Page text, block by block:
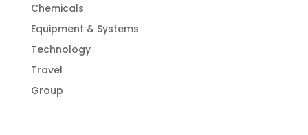
Chemicals
Equipment & Systems
Technology
Travel
Group